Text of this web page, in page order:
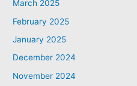
March 2025
February 2025
January 2025
December 2024
November 2024